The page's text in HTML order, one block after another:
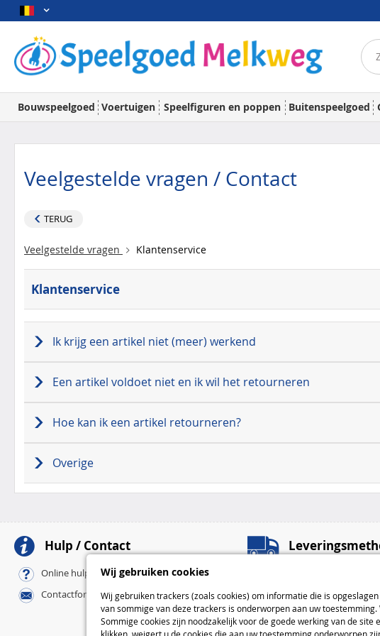
Wij gebruiken cookies
Wij gebruiken trackers (zoals cookies) om informatie die is
van sommige van deze trackers is onderworpen aan uw
Sommige cookies zijn noodzakelijk voor de goede werking van de
Bouwspeelgoed Voertuigen Speelfiguren en poppen Buitenspeelgoed
Veelgestelde vragen / Contact
TERUG
Veelgestelde vragen Klantenservice
Klantenservice
Ik krijg een artikel niet (meer) werkend
Een artikel voldoet niet en ik wil het retourneren
Hoe kan ik een artikel retourneren?
Overige
Hulp / Contact
Online hulp / FAQ
Contactformulier
Bij u thuis
Standaard
:
Express
: